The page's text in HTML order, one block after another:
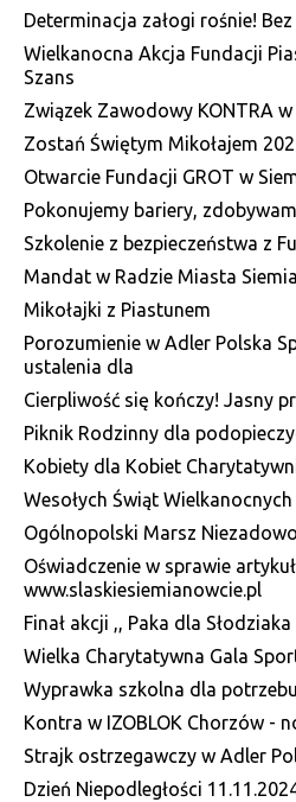
Determinacja załogi rośnie!
Wielkanocna Akcja Fundacji
Szans
Związek Zawodowy KONTRA
Zostań Świętym Mikołajem
Otwarcie Fundacji GROT w
Pokonujemy bariery,
Szkolenie z bezpieczeństwa z
Mandat w Radzie Miasta
Mikołajki z Piastunem
Porozumienie w Adler Polska
ustalenia dla
Cierpliwość się kończy! Jasny
Piknik Rodzinny dla
Kobiety dla Kobiet
Wesołych Świąt Wielkanocnych
Ogólnopolski Marsz
Oświadczenie w sprawie
www.slaskiesiemianowcie.pl
Finał akcji ,, Paka dla Słodziaka
Wielka Charytatywna Gala
Wyprawka szkolna dla
Kontra w IZOBLOK Chorzów -
Strajk ostrzegawczy w Adler
Dzień Niepodległości